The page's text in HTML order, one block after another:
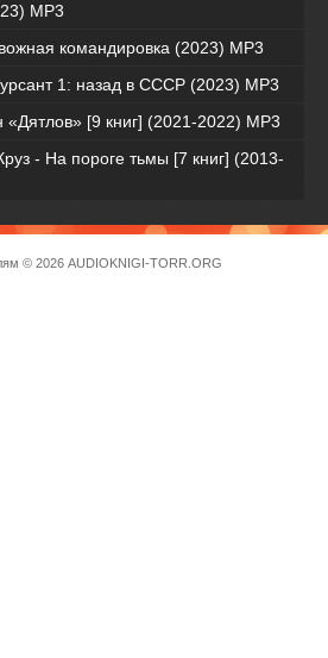
MP3
командировка (2023) МР3
1: назад в СССР (2023) МР3
[9 книг] (2021-2022) MP3
- На пороге тьмы [7 книг] (2013-
© 2026 AUDIOKNIGI-TORR.ORG